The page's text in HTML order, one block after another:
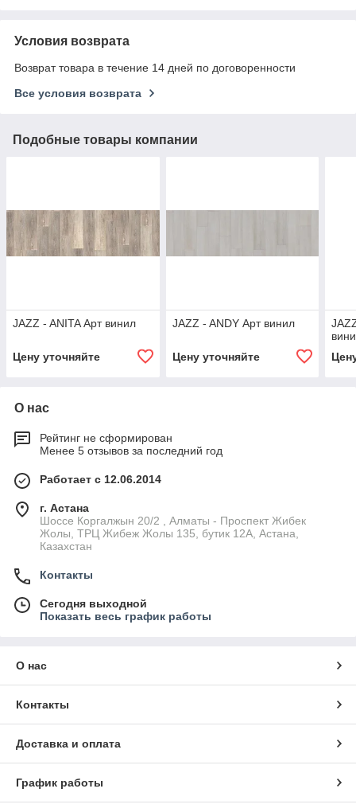
Условия возврата
Возврат товара в течение 14 дней по договоренности
Все условия возврата
Подобные товары компании
JAZZ - ANITA Арт винил
Цену уточняйте
JAZZ - ANDY Арт винил
Цену уточняйте
О нас
Рейтинг не сформирован
Менее 5 отзывов за последний год
Работает с 12.06.2014
г. Астана
Шоссе Коргалжын 20/2 , Алматы - Проспект Жибек
Жолы, ТРЦ Жибеж Жолы 135, бутик 12А, Астана,
Казахстан
Контакты
Сегодня выходной
Показать весь график работы
О нас
Контакты
Доставка и оплата
График работы